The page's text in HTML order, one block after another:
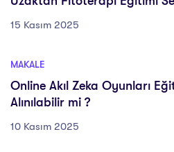
15 Kasım 2025
MAKALE
Online Akıl Zeka Oyunları
Alınılabilir mi ?
10 Kasım 2025